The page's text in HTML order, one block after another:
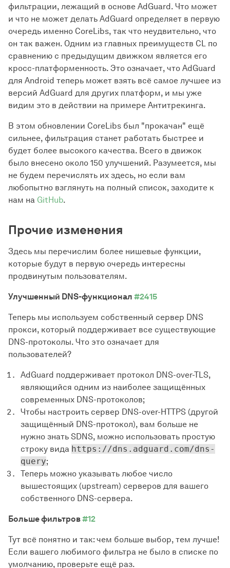
фильтрации, лежащий в основе AdGuard. Что может
и что не может делать AdGuard определяет в первую
очередь именно CoreLibs, так что неудвительно, что
он так важен. Одним из главных преимуществ CL по
сравнению с предыдущим движком является его
кросс-платформенность. Это означает, что AdGuard
для Android теперь может взять всё самое лучшее из
версий AdGuard для других платформ, и мы уже
видим это в действии на примере Антитрекинга.
В этом обновлении CoreLibs был "прокачан" ещё
сильнее, фильтрация станет работать быстрее и
будет более высокого качества. Всего в движок
было внесено около 150 улучшений. Разумеется, мы
не будем перечислять их здесь, но если вам
любопытно взглянуть на полный список, заходите к
нам на GitHub.
Прочие изменения
Здесь мы перечислим более нишевые функции,
которые будут в первую очередь интересны
продвинутым пользователям.
Улучшенный DNS-функционал #2415
Теперь мы используем собственный сервер DNS
прокси, который поддерживает все существующие
DNS-протоколы. Что это означает для
пользователей?
AdGuard поддерживает протокол DNS-over-TLS,
являющийся одним из наиболее защищённых
современных DNS-протоколов;
Чтобы настроить сервер DNS-over-HTTPS (другой
защищённый DNS-протокол), вам больше не
нужно знать SDNS, можно использовать простую
строку вида https://dns.adguard.com/dns-
query;
Теперь можно указывать любое число
вышестоящих (upstream) серверов для вашего
собственного DNS-сервера.
Больше фильтров#12
Тут всё понятно и так: чем больше выбор, тем лучше!
Если вашего любимого фильтра не было в списке по
умолчанию, проверьте ещё раз.